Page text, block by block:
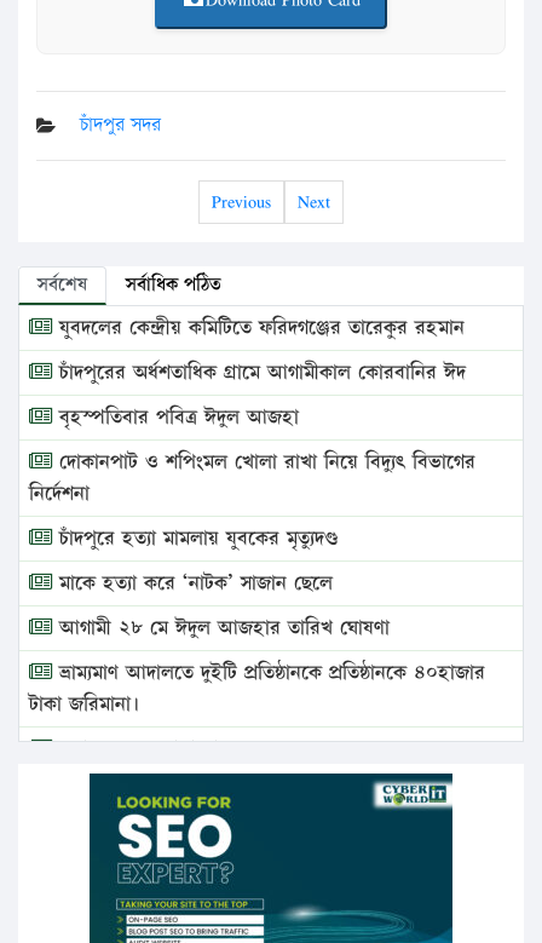
চাঁদপুর সদর
Previous Next
সর্বশেষ সর্বাধিক পঠিত
যুবদলের কেন্দ্রীয় কমিটিতে ফরিদগঞ্জের তারেকুর রহমান
চাঁদপুরের অর্ধশতাধিক গ্রামে আগামীকাল কোরবানির ঈদ
বৃহস্পতিবার পবিত্র ঈদুল আজহা
দোকানপাট ও শপিংমল খোলা রাখা নিয়ে বিদ্যুৎ বিভাগের
নির্দেশনা
চাঁদপুরে হত্যা মামলায় যুবকের মৃত্যুদণ্ড
মাকে হত্যা করে ‘নাটক’ সাজান ছেলে
আগামী ২৮ মে ঈদুল আজহার তারিখ ঘোষণা
ভ্রাম্যমাণ আদালতে দুইটি প্রতিষ্ঠানকে প্রতিষ্ঠানকে ৪০হাজার
টাকা জরিমানা।
এবার লঞ্চের ভাড়া বাড়ল
১৭ থেকে ২১ শতাংশ বিদ্যুতের দাম বাড়ানোর প্রস্তাব পিডিবির
১৬ মে চাঁদপুর ও ২৫ মে ফেনী সফরে যাবেন প্রধানমন্ত্রী
উচ্চশিক্ষায় গৌরবময় অর্জন: পূর্ণ স্কলারশিপে যুক্তরাষ্ট্রে
পিএইচডি করছেন কুয়েটের কৃতি…